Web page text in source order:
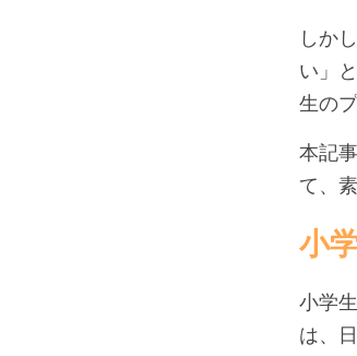
しか
い」
生の
本記
て、
小
小学
は、